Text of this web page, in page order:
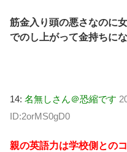
筋金入り頭の悪さなのに
でのし上がって金持ちに
14: 名無しさん＠恐縮です
ID:2orMS0gD0
親の英語力は学校側との